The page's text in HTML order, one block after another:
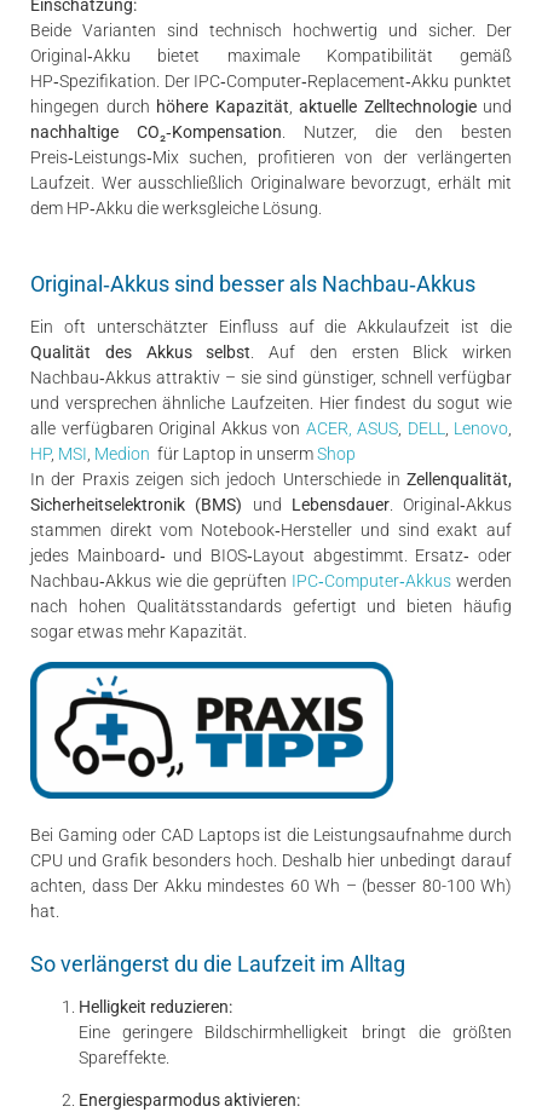
Einschätzung:
Beide Varianten sind technisch hochwertig und sicher. Der
Original‑Akku bietet maximale Kompatibilität gemäß
HP‑Spezifikation. Der IPC‑Computer‑Replacement‑Akku punktet
hingegen durch höhere Kapazität aktuelle Zelltechnologieund
nachhaltige CO₂‑Kompensation . Nutzer, die den besten
Preis‑Leistungs‑Mix suchen, profitieren von der verlängerten
Laufzeit. Wer ausschließlich Originalware bevorzugt, erhält mit
dem HP‑Akku die werksgleiche Lösung.
Original‑Akkus sind besser als Nachbau‑Akkus
Ein oft unterschätzter Einfluss auf die Akkulaufzeit ist die
Qualität des Akkus selbst . Auf den ersten Blick wirken
Nachbau‑Akkus attraktiv – sie sind günstiger, schnell verfügbar
und versprechen ähnliche Laufzeiten. Hier findest du sogut wie
alle verfügbaren Original Akkus von ACER, ASUS DELL Lenovo
HP, MSI Medion für Laptop in unsermShop
In der Praxis zeigen sich jedoch Unterschiede in Zellenqualität,
Sicherheitselektronik (BMS) und Lebensdauer. Original‑Akkus
stammen direkt vom Notebook‑Hersteller und sind exakt auf
jedes Mainboard‑ und BIOS‑Layout abgestimmt. Ersatz‑ oder
Nachbau‑Akkus wie die geprüften IPC‑Computer‑Akkus werden
nach hohen Qualitätsstandards gefertigt und bieten häufig
sogar etwas mehr Kapazität.
Bei Gaming oder CAD Laptops ist die Leistungsaufnahme durch
CPU und Grafik besonders hoch. Deshalb hier unbedingt darauf
achten, dass Der Akku mindestes 60 Wh – (besser 80-100 Wh)
hat.
So verlängerst du die Laufzeit im Alltag
Helligkeit reduzieren:
Eine geringere Bildschirmhelligkeit bringt die größten
Spareffekte.
Energiesparmodus aktivieren: